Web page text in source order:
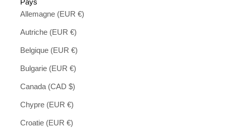
Pays
Allemagne (EUR €)
Autriche (EUR €)
Belgique (EUR €)
Bulgarie (EUR €)
Canada (CAD $)
Chypre (EUR €)
Croatie (EUR €)